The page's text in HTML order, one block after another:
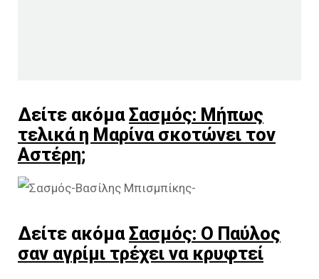
Δείτε ακόμαΣασμός: Μήπως
τελικά η Μαρίνα σκοτώνει τον
Αστέρη;
Δείτε ακόμαΣασμός: Ο Παύλος
σαν αγρίμι τρέχει να κρυφτεί